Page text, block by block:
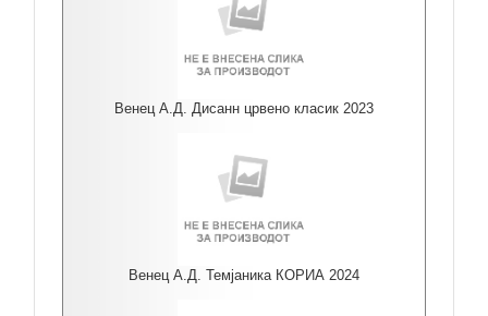
Венец А.Д. Дисанн црвено класик 2023
Венец А.Д. Темјаника КОРИА 2024